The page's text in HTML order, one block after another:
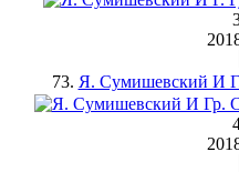
73. Я. Сумишевский И